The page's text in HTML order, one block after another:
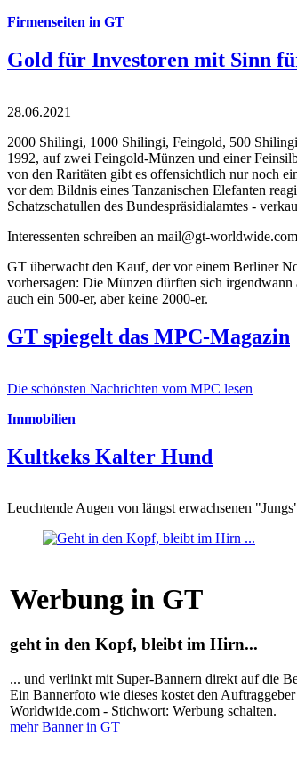
Firmenseiten in GT
Gold für Investoren mit Sinn
28.06.2021
2000 Shilingi, 1000 Shilingi, Feingold, 500 Shilingi
1992, auf zwei Feingold-Münzen und einer
von den Raritäten gibt es offensichtlich nur noch
vor dem Bildnis eines Tanzanischen Elefanten
Schatzschatullen des Bundespräsidialamtes -
Interessenten schreiben an mail@gt-worldwide.com
GT überwacht den Kauf, der vor einem Berliner
vorhersagen: Die Münzen dürften sich
auch ein 500-er, aber keine 2000-er.
GT spiegelt das MPC-Magazin
Die schönsten Nachrichten vom MPC lesen
Immobilien
Kultkeks Kalter Hund
Leuchtende Augen von längst erwachsenen
Werbung in GT
geht in den Kopf, bleibt im Hirn...
... und verlinkt mit Super-Bannern direkt auf die
Ein Bannerfoto wie dieses kostet den
Worldwide.com - Stichwort: Werbung schalten.
mehr Banner in GT